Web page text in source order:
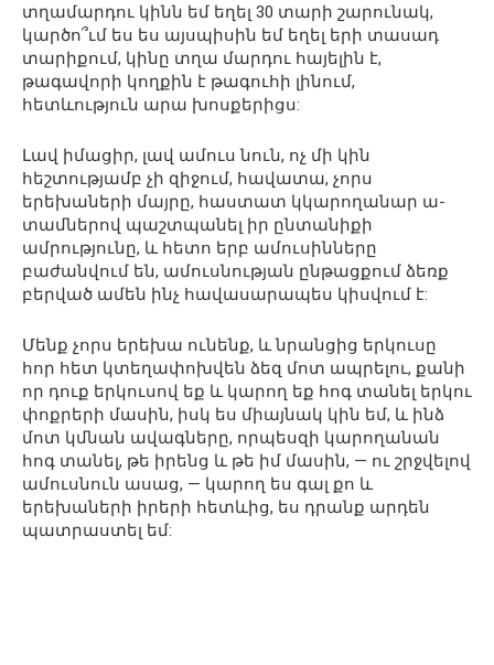
տղամարդու կինն եմ եղել 30 տարի շարունակ,
կարծո՞ւմ ես ես այսպիսին եմ եղել երի տասադ
տարիքում, կինը տղա մարդու հայելին է,
թագավորի կողքին է թագուհի լինում,
հետևություն արա խոսքերիցս:
Լավ իմացիր, լավ ամուս նուն, ոչ մի կին
հեշտությամբ չի զիջում, հավատա, չորս
երեխաների մայրը, հաստատ կկարողանար ա-
տամներով պաշտպանել իր ընտանիքի
ամրությունը, և հետո երբ ամուսինները
բաժանվում են, ամուսնության ընթացքում ձեռք
բերված ամեն ինչ հավասարապես կիսվում է:
Մենք չորս երեխա ունենք, և նրանցից երկուսը
հոր հետ կտեղափոխվեն ձեզ մոտ ապրելու, քանի
որ դուք երկուսով եք և կարող եք հոգ տանել երկու
փոքրերի մասին, իսկ ես միայնակ կին եմ, և ինձ
մոտ կմնան ավագները, որպեսզի կարողանան
հոգ տանել, թե իրենց և թե իմ մասին, — ու շրջվելով
ամուսնուն ասաց, — կարող ես գալ քո և
երեխաների իրերի հետևից, ես դրանք արդեն
պատրաստել եմ: